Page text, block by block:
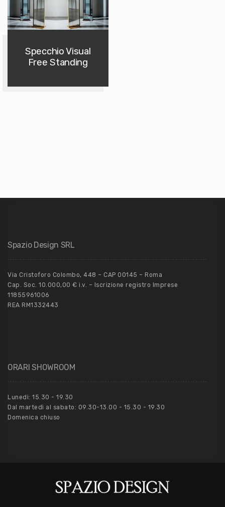
Specchio Visual
Free Standing
Spazio Design SRL
Via Cristoforo Colombo, 448 – CAP 00145 – Roma
Cap. Soc. 10.000,00 € i.v. – Iscrizione registro Imprese
11855961006
REA RM1332443
ORARI SHOWROOM
Lunedì: 15.30 - 19.30
Dal martedì al sabato: 09.30-13.00 - 15.30 - 19.30
Domenica chiuso